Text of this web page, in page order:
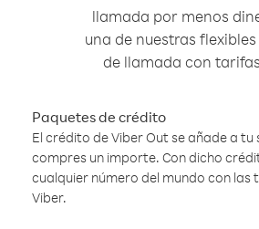
llamada por menos
una de nuestras
de llamada con
Paquetes de crédito
El crédito de Viber Out se añade a tu
compres un importe. Con dicho
cualquier número del mundo con las
Viber.